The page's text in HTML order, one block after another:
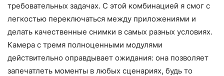
требовательных задачах. С этой комбинацией я смог с
легкостью переключаться между приложениями и
делать качественные снимки в самых разных условиях.
Камера с тремя полноценными модулями
действительно оправдывает ожидания: она позволяет
запечатлеть моменты в любых сценариях, будь то